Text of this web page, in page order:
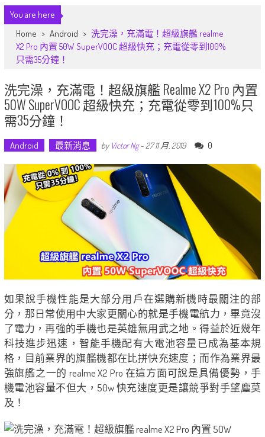
You are here
Home > Android > 洗完澡，充滿電！超級旗艦 realme
X2 Pro 內置 50W SuperVOOC 超級快充；充電從零到100%
只需35分鐘！
洗完澡，充滿電！超級旗艦 Realme X2 Pro 內置
50W SuperVOOC 超級快充；充電從零到100%只
需35分鐘！
Android 最新消息 by Victor Ng- 27 11 月, 2019 0
如果說手機性能是大部分用戶在選購新機時最關注的部
分，那日常使用中大家更關心的就是手機電航力，畢竟沒
了電力，再強的手機也是英雄無用武之地。得益於近幾年
科技進步迅速，智能手機配有大電池容量已成為基本規
格，目前業界的旗艦機都在比拼快充速度；而作為業界最
強旗艦之一的 realme X2 Pro 在這方面可說是具備優勢，手
機電池容量不但大，50w 快充速度更是讓競爭對手望塵莫
及！